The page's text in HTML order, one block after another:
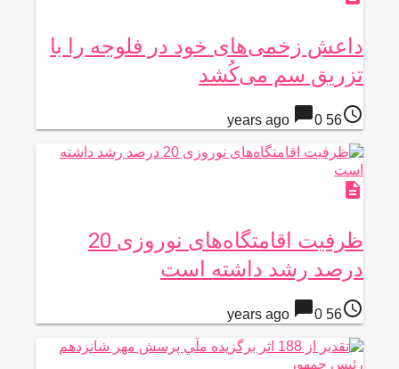
داعش زخمی‌های خود در فلوجه را با
تزریق سم می‌کُشد
access_time
56 years ago
chat_bubble0
description
ظرفیت اقامتگاه‌های نوروزی 20
درصد رشد داشته است
access_time
56 years ago
chat_bubble0